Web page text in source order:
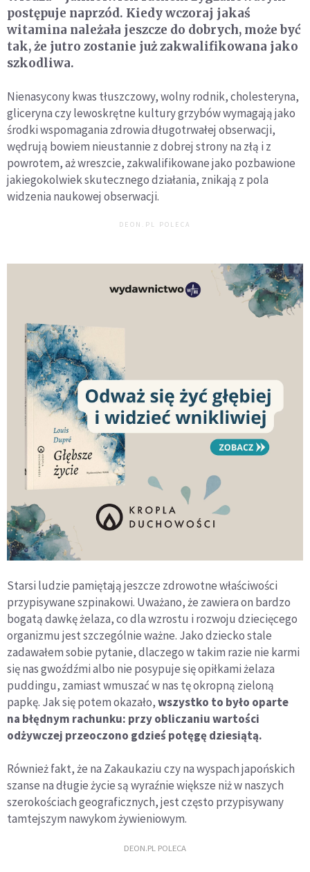
postępuje naprzód. Kiedy wczoraj jakaś
witamina należała jeszcze do dobrych, może być
tak, że jutro zostanie już zakwalifikowana jako
szkodliwa.
Nienasycony kwas tłuszczowy, wolny rodnik, cholesteryna,
gliceryna czy lewoskrętne kultury grzybów wymagają jako
środki wspomagania zdrowia długotrwałej obserwacji,
wędrują bowiem nieustannie z dobrej strony na złą i z
powrotem, aż wreszcie, zakwalifikowane jako pozbawione
jakiegokolwiek skutecznego działania, znikają z pola
widzenia naukowej obserwacji.
DEON.PL POLECA
Starsi ludzie pamiętają jeszcze zdrowotne właściwości
przypisywane szpinakowi. Uważano, że zawiera on bardzo
bogatą dawkę żelaza, co dla wzrostu i rozwoju dziecięcego
organizmu jest szczególnie ważne. Jako dziecko stale
zadawałem sobie pytanie, dlaczego w takim razie nie karmi
się nas gwoźdźmi albo nie posypuje się opiłkami żelaza
puddingu, zamiast wmuszać w nas tę okropną zieloną
papkę. Jak się potem okazało,wszystko to było oparte
na błędnym rachunku: przy obliczaniu wartości
odżywczej przeoczono gdzieś potęgę dziesiątą.
Również fakt, że na Zakaukaziu czy na wyspach japońskich
szanse na długie życie są wyraźnie większe niż w naszych
szerokościach geograficznych, jest często przypisywany
tamtejszym nawykom żywieniowym.
DEON.PL POLECA